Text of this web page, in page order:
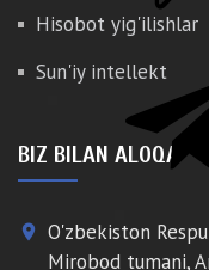
Hisobot yig'ilishlar
Sun'iy intellekt
BIZ BILAN ALOQA
place O'zbekiston
Mirobod tumani,